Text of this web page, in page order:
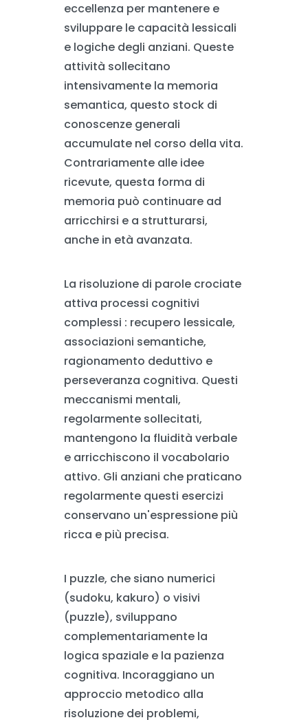
eccellenza per mantenere e
sviluppare le capacità lessicali
e logiche degli anziani. Queste
attività sollecitano
intensivamente la memoria
semantica, questo stock di
conoscenze generali
accumulate nel corso della vita.
Contrariamente alle idee
ricevute, questa forma di
memoria può continuare ad
arricchirsi e a strutturarsi,
anche in età avanzata.
La risoluzione di parole crociate
attiva processi cognitivi
complessi : recupero lessicale,
associazioni semantiche,
ragionamento deduttivo e
perseveranza cognitiva. Questi
meccanismi mentali,
regolarmente sollecitati,
mantengono la fluidità verbale
e arricchiscono il vocabolario
attivo. Gli anziani che praticano
regolarmente questi esercizi
conservano un'espressione più
ricca e più precisa.
I puzzle, che siano numerici
(sudoku, kakuro) o visivi
(puzzle), sviluppano
complementariamente la
logica spaziale e la pazienza
cognitiva. Incoraggiano un
approccio metodico alla
risoluzione dei problemi,